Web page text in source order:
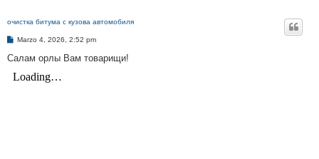
очистка битума с кузова автомобиля
M
n
a
j
Marzo 4, 2026, 2:52 pm
Салам орлы Вам товарищи!